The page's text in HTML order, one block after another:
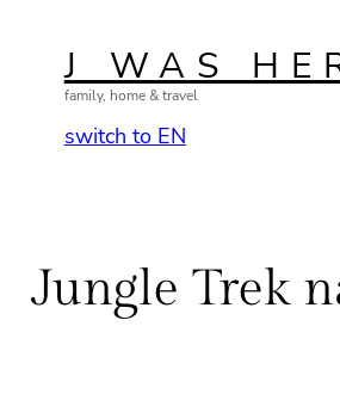
springenJ WAS
family, home & travel
switch to EN
Jungle Trek